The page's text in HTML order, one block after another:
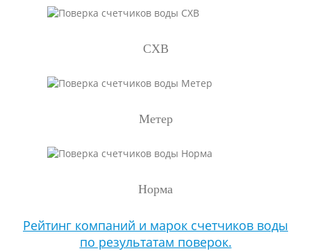
СХВ
Метер
Норма
Рейтинг компаний и марок счетчиков воды
по результатам поверок.